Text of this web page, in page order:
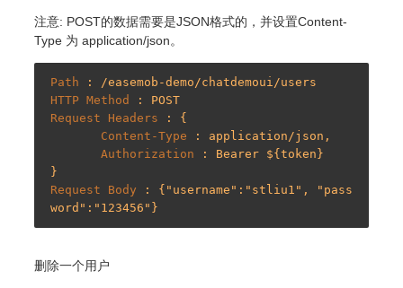
注意: POST的数据需要是JSON格式的，并设置Content-
Type 为 application/json。
Path
HTTP Method
Request Headers
: {
Content-Type
: application/json,
Authorization
: Bearer ${token}
Request Body
: {"username":"stliu1", "pass
删除一个用户